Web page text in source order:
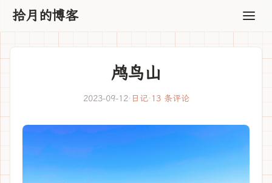
拾月的博客
鸬鸟山
2023-09-12· 日记· 13 条评论